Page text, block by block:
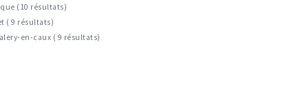
(10 résultats)
( 9 résultats)
en-caux ( 9 résultats)